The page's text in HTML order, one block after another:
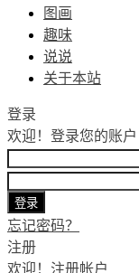
图画
趣味
说说
关于本站
登录
欢迎！ 登录您的账户
忘记密码？
注册
欢迎！ 注册帐户